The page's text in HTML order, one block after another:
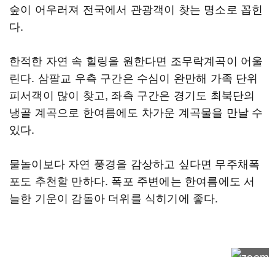
숲이 어우러져 전국에서 관광객이 찾는 명소로 꼽힌
다.
한적한 자연 속 힐링을 원한다면 조무락계곡이 어울
린다. 삼팔교 우측 구간은 수심이 완만해 가족 단위
피서객이 많이 찾고, 좌측 구간은 경기도 최북단의
냉골 계곡으로 한여름에도 차가운 계곡물을 만날 수
있다.
물놀이보다 자연 풍경을 감상하고 싶다면 무주채폭
포도 추천할 만하다. 폭포 주변에는 한여름에도 서
늘한 기운이 감돌아 더위를 식히기에 좋다.